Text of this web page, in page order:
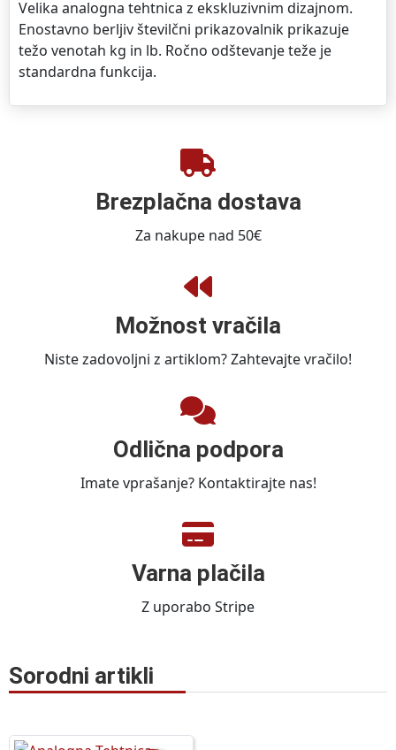
Velika analogna tehtnica z ekskluzivnim dizajnom.
Enostavno berljiv številčni prikazovalnik prikazuje
težo venotah kg in lb. Ročno odštevanje teže je
standardna funkcija.
Brezplačna dostava
Za nakupe nad 50€
Možnost vračila
Niste zadovoljni z artiklom? Zahtevajte vračilo!
Odlična podpora
Imate vprašanje? Kontaktirajte nas!
Varna plačila
Z uporabo Stripe
Sorodni artikli